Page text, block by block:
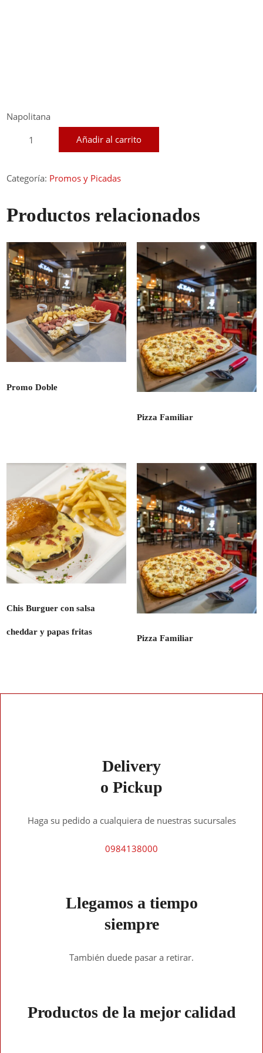
Napolitana
Añadir al carrito
Categoría: Promos y Picadas
Productos relacionados
Promo Doble
Pizza Familiar
Chis Burguer con salsa
cheddar y papas fritas
Pizza Familiar
Delivery
o Pickup
Haga su pedido a cualquiera de nuestras sucursales
0984138000
Llegamos a tiempo
siempre
También duede pasar a retirar.
Productos de la mejor calidad